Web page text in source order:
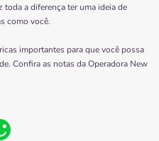
a diferença ter uma ideia de
como você.
importantes para que você possa
Confira as notas da Operadora New